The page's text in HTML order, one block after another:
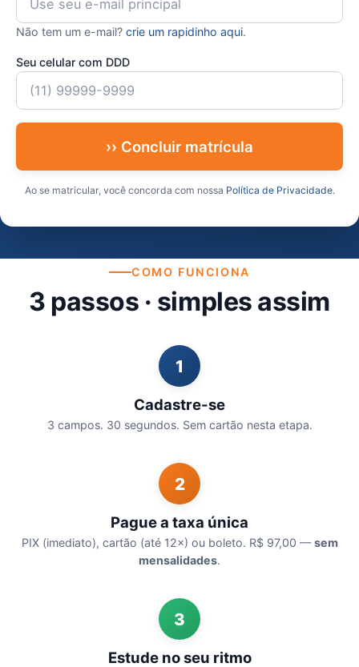
Não tem um e-mail? crie um rapidinho aqui.
Seu celular com DDD
›› Concluir matrícula
Ao se matricular, você concorda com nossa Política de Privacidade.
COMO FUNCIONA
3 passos · simples assim
1
Cadastre-se
3 campos. 30 segundos. Sem cartão nesta etapa.
2
Pague a taxa única
PIX (imediato), cartão (até 12×) ou boleto. R$ 97,00 —sem
mensalidades.
3
Estude no seu ritmo